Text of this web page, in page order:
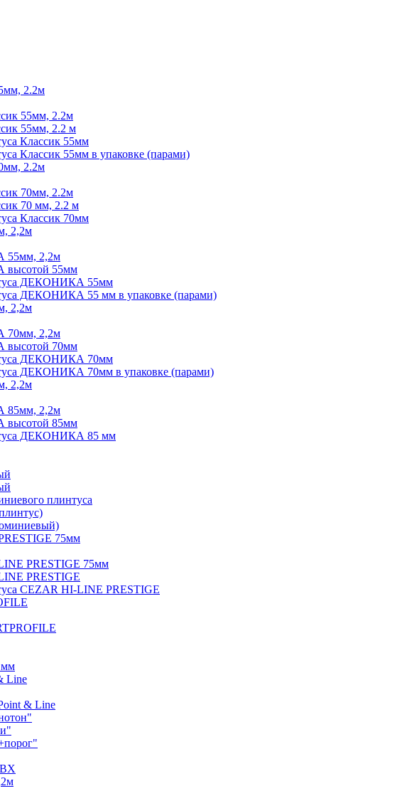
2.2м
55мм, 2.2м
55мм, 2.2 м
Классик 55мм
Классик 55мм в упаковке (парами)
2.2м
70мм, 2.2м
70 мм, 2.2 м
Классик 70мм
2,2м
2,2м
55мм
ДЕКОНИКА 55мм
ДЕКОНИКА 55 мм в упаковке (парами)
2,2м
2,2м
70мм
ДЕКОНИКА 70мм
ДЕКОНИКА 70мм в упаковке (парами)
2,2м
2,2м
85мм
ДЕКОНИКА 85 мм
плинтуса
75мм
PRESTIGE 75мм
PRESTIGE
CEZAR HI-LINE PRESTIGE
мм
Line
& Line